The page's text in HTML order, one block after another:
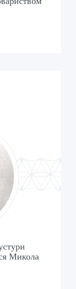
Микола